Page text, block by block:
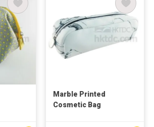
Marble Printed
Cosmetic Bag